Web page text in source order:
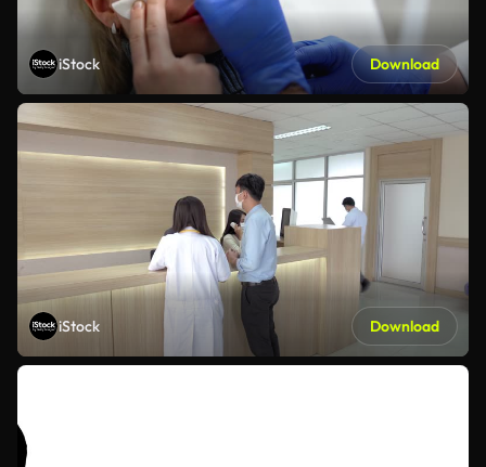
iStock Download
iStock Download